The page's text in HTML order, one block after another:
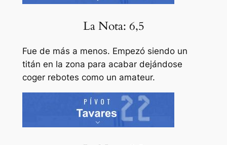
La Nota: 6,5
Fue de más a menos. Empezó siendo un
titán en la zona para acabar dejándose
coger rebotes como un amateur.